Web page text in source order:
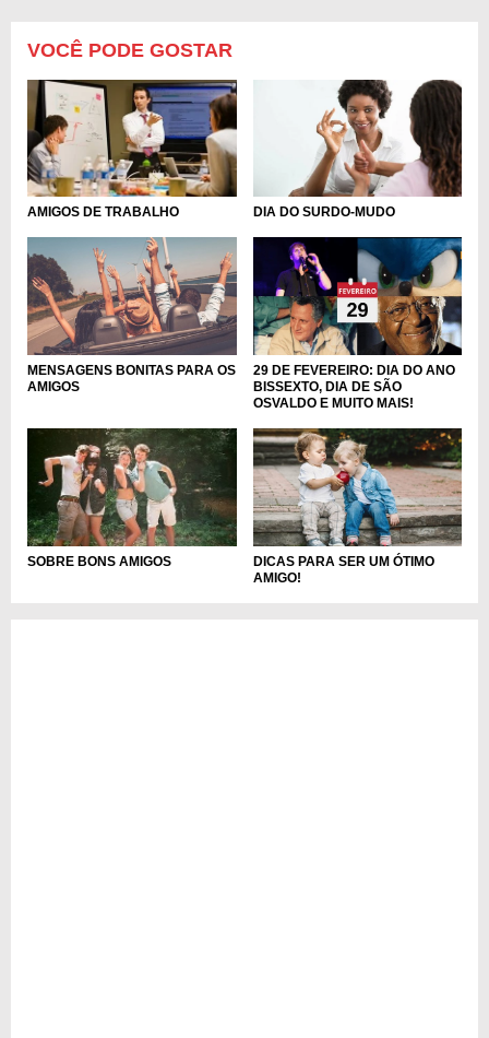
VOCÊ PODE GOSTAR
AMIGOS DE TRABALHO DIA DO SURDO-MUDO
MENSAGENS BONITAS PARA OS
AMIGOS
29 DE FEVEREIRO: DIA DO ANO
BISSEXTO, DIA DE SÃO
OSVALDO E MUITO MAIS!
SOBRE BONS AMIGOS
DICAS PARA SER UM ÓTIMO
AMIGO!